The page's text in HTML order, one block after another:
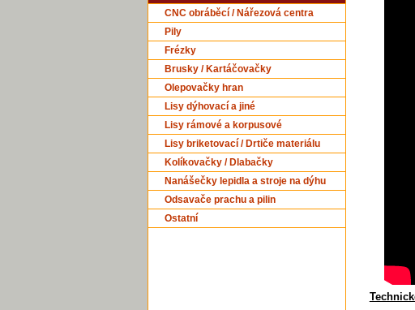
CNC obráběcí / Nářezová centra
Pily
Frézky
Brusky / Kartáčovačky
Olepovačky hran
Lisy dýhovací a jiné
Lisy rámové a korpusové
Lisy briketovací / Drtiče materiálu
Kolíkovačky / Dlabačky
Nanášečky lepidla a stroje na dýhu
Odsavače prachu a pilin
Ostatní